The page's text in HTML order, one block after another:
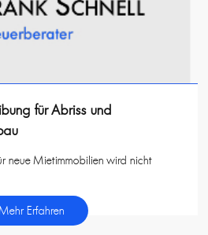
für Abriss und
neue Mietimmobilien wird nicht
Erfahren